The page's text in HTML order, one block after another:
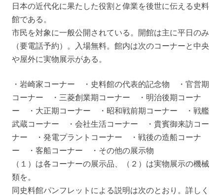
日本の近代化に果たした役割と偉業を後世に伝える史料
館である。
市民を対象に一般公開されている。開館は主に平日のみ
（要電話予約）。入場無料。館内は次のコーナーと中央
や屋外に実物展示がある。
・岩崎家コーナー ・史料館の代表的記念物 ・官営期
コーナー ・三菱創業期コーナー ・明治後期コーナ
ー ・大正期コーナー ・昭和戦前期コーナー ・戦艦
武蔵コーナー ・会社生活コーナー ・貴賓御来訪コー
ナー ・発電プラントコーナー ・戦後の造船コーナ
ー ・客船コーナー ・その他の展示物
（１）は各コーナーの展示品、（２）は実物展示の機械
類を。
同史料館パンフレットによる説明は次のとおり。詳しく